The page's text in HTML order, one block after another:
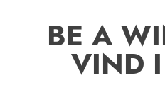
BE A
VIND